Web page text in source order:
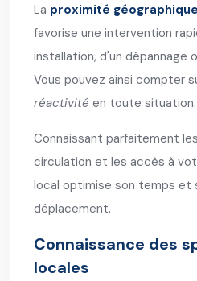
La proximité géographique
favorise une intervention
installation, d'un dépannage
Vous pouvez ainsi compter
réactivité en toute situation.
Connaissant parfaitement
circulation et les accès à
local optimise son temps et
déplacement.
Connaissance des
locales